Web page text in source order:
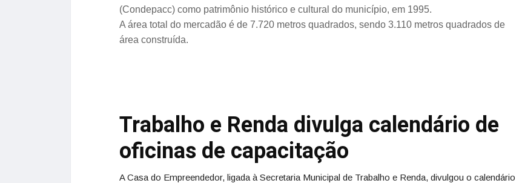
(Condepacc) como patrimônio histórico e cultural do município, em 1995.
A área total do mercadão é de 7.720 metros quadrados, sendo 3.110 metros quadrados de
área construída.
Trabalho e Renda divulga calendário de
oficinas de capacitação
A Casa do Empreendedor, ligada à Secretaria Municipal de Trabalho e Renda, divulgou o calendário